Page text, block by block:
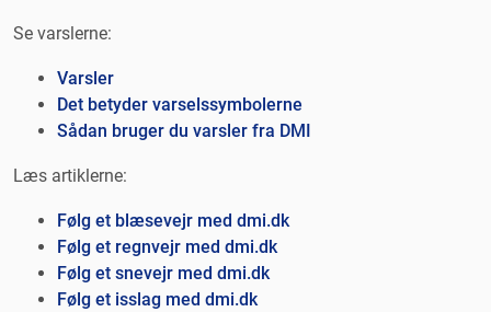
Se varslerne:
Varsler
Det betyder varselssymbolerne
Sådan bruger du varsler fra DMI
Læs artiklerne:
Følg et blæsevejr med dmi.dk
Følg et regnvejr med dmi.dk
Følg et snevejr med dmi.dk
Følg et isslag med dmi.dk